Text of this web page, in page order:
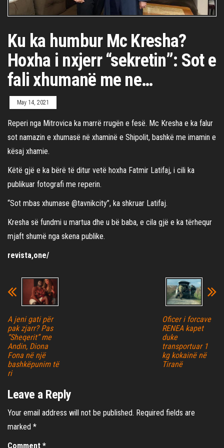
Ku ka humbur Mc Kresha?
Hoxha i nxjerr “sekretin”: Sot e
fali xhumanë me ne…
May 14, 2021
Reperi nga Mitrovica ka marrë rrugën e fesë. Mc Kresha e ka falur
sot namazin e xhumasë në xhaminë e Shipolit, bashkë me imamin e
kësaj xhamie.
Këtë gjë e ka bërë të ditur vetë hoxha Fatmir Latifaj, i cili ka
publikuar fotografi me reperin.
“Sot mbas xhumase @tavnikcity”, ka shkruar Latifaj.
Kresha së fundmi u martua dhe u bë baba, e cila gjë e ka tërhequr
mjaft shumë nga skena publike.
revista,one/
A jeni gati për
pak zjarr? Pas
“Sheqerit” me
Andin, Diona
Fona në një
bashkëpunim të
ri
Oficer i forcave
RENEA kapet
duke
transportuar 1
kg kokainë në
Tiranë
Leave a Reply
Your email address will not be published. Required fields are
marked *
Comment *